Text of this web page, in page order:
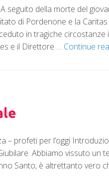
seguito della morte del
di Pordenone e la
in tragiche
e il Direttore … Continue
– profeti per l’oggi
Abbiamo vissuto un
Santo, è altrettanto vero